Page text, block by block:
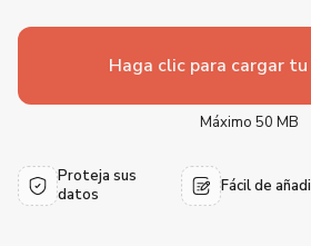
Haga clic para cargar
Máximo 50 MB
Proteja sus
datos
Fácil de